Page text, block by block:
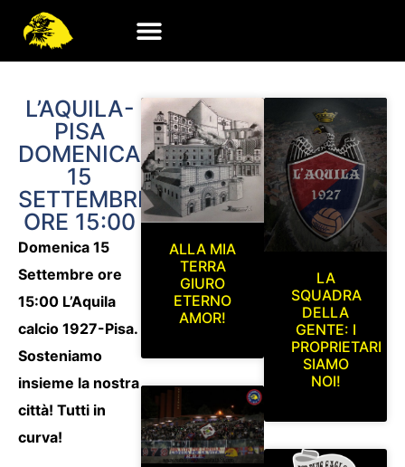
L’AQUILA-
PISA
DOMENICA
15
SETTEMBRE
ORE 15:00
Domenica 15
Settembre ore
15:00 L’Aquila
calcio 1927-Pisa.
Sosteniamo
insieme la nostra
città! Tutti in
curva!
ALLA MIA
TERRA
GIURO
ETERNO
AMOR!
LA
SQUADRA
DELLA
GENTE: I
PROPRIETARI
SIAMO
NOI!